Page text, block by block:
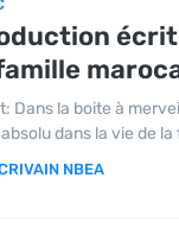
Dans la boite à
dans la vie de
NBEA